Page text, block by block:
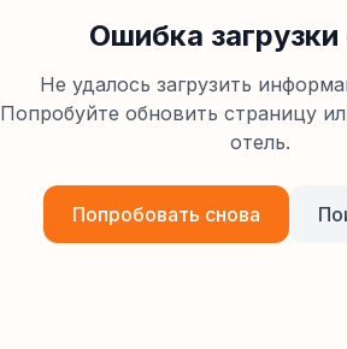
Ошибка загрузки
Не удалось загрузить
Попробуйте обновить страницу
отель.
Попробовать снова